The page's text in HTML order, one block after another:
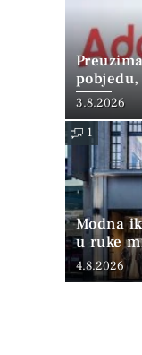
3.8.2026
1
Modna
u ruke
4.8.2026